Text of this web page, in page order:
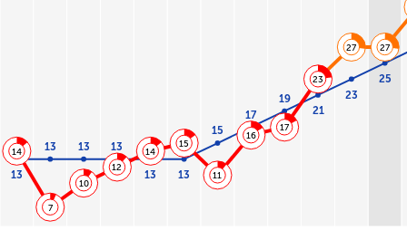
13
13 13 13
13 13
15
17
19
21
23
25
14
7
10
12
14
15
11
16
17
23
27 27